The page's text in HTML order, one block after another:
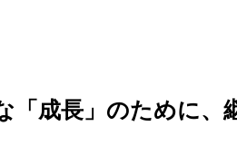
「成長」のために、